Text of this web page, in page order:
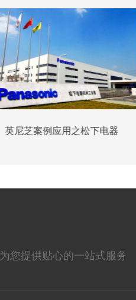
英尼芝案例应用之松下电器
为您提供贴心的一站式服务